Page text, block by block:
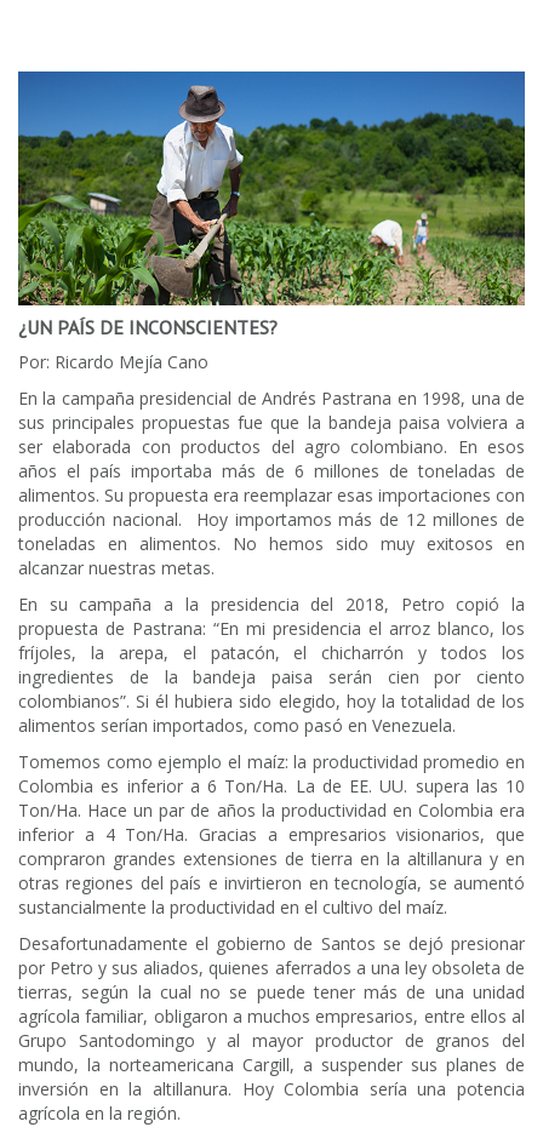
¿UN PAÍS DE INCONSCIENTES?
Por: Ricardo Mejía Cano
En la campaña presidencial de Andrés Pastrana en 1998, una de
sus principales propuestas fue que la bandeja paisa volviera a
ser elaborada con productos del agro colombiano. En esos
años el país importaba más de 6 millones de toneladas de
alimentos. Su propuesta era reemplazar esas importaciones con
producción nacional. Hoy importamos más de 12 millones de
toneladas en alimentos. No hemos sido muy exitosos en
alcanzar nuestras metas.
En su campaña a la presidencia del 2018, Petro copió la
propuesta de Pastrana: “En mi presidencia el arroz blanco, los
fríjoles, la arepa, el patacón, el chicharrón y todos los
ingredientes de la bandeja paisa serán cien por ciento
colombianos”. Si él hubiera sido elegido, hoy la totalidad de los
alimentos serían importados, como pasó en Venezuela.
Tomemos como ejemplo el maíz: la productividad promedio en
Colombia es inferior a 6 Ton/Ha. La de EE. UU. supera las 10
Ton/Ha. Hace un par de años la productividad en Colombia era
inferior a 4 Ton/Ha. Gracias a empresarios visionarios, que
compraron grandes extensiones de tierra en la altillanura y en
otras regiones del país e invirtieron en tecnología, se aumentó
sustancialmente la productividad en el cultivo del maíz.
Desafortunadamente el gobierno de Santos se dejó presionar
por Petro y sus aliados, quienes aferrados a una ley obsoleta de
tierras, según la cual no se puede tener más de una unidad
agrícola familiar, obligaron a muchos empresarios, entre ellos al
Grupo Santodomingo y al mayor productor de granos del
mundo, la norteamericana Cargill, a suspender sus planes de
inversión en la altillanura. Hoy Colombia sería una potencia
agrícola en la región.